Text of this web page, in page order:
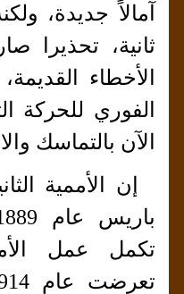
آمالاً جديدة،
ثانية، تحذيرا
الأخطاء
الفوري للحركة
الآن بالتماسك
إن الأممية
تكمل عمل